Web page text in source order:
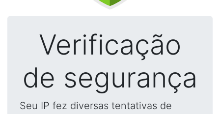
Verificação
de segurança
Seu IP fez diversas tentativas de